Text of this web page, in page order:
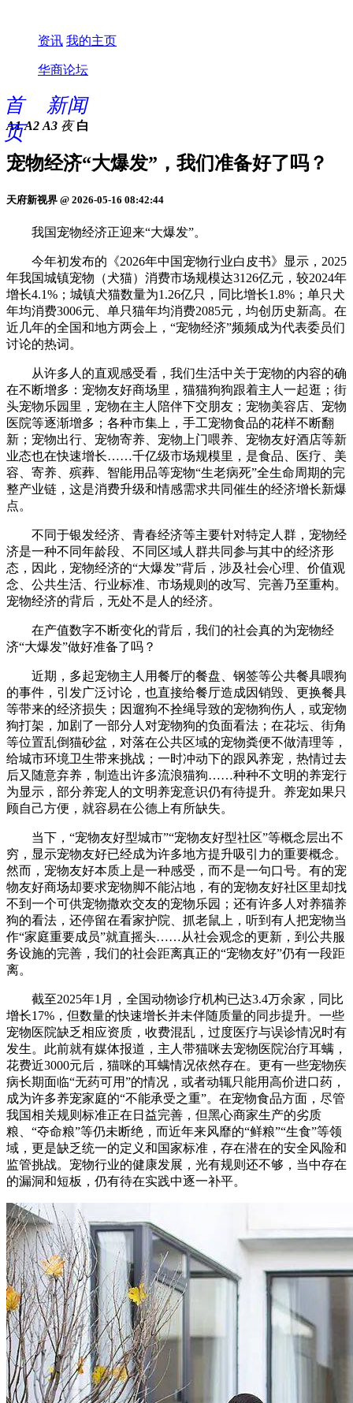
资讯 我的主页
华商论坛
首
页
新闻
A1 A2 A3 夜 白
宠物经济“大爆发”，我们准备好了吗？
天府新视界 @ 2026-05-16 08:42:44
我国宠物经济正迎来“大爆发”。
今年初发布的《2026年中国宠物行业白皮书》显示，2025
年我国城镇宠物（犬猫）消费市场规模达3126亿元，较2024年
增长4.1%；城镇犬猫数量为1.26亿只，同比增长1.8%；单只犬
年均消费3006元、单只猫年均消费2085元，均创历史新高。在
近几年的全国和地方两会上，“宠物经济”频频成为代表委员们
讨论的热词。
从许多人的直观感受看，我们生活中关于宠物的内容的确
在不断增多：宠物友好商场里，猫猫狗狗跟着主人一起逛；街
头宠物乐园里，宠物在主人陪伴下交朋友；宠物美容店、宠物
医院等逐渐增多；各种市集上，手工宠物食品的花样不断翻
新；宠物出行、宠物寄养、宠物上门喂养、宠物友好酒店等新
业态也在快速增长……千亿级市场规模里，是食品、医疗、美
容、寄养、殡葬、智能用品等宠物“生老病死”全生命周期的完
整产业链，这是消费升级和情感需求共同催生的经济增长新爆
点。
不同于银发经济、青春经济等主要针对特定人群，宠物经
济是一种不同年龄段、不同区域人群共同参与其中的经济形
态，因此，宠物经济的“大爆发”背后，涉及社会心理、价值观
念、公共生活、行业标准、市场规则的改写、完善乃至重构。
宠物经济的背后，无处不是人的经济。
在产值数字不断变化的背后，我们的社会真的为宠物经
济“大爆发”做好准备了吗？
近期，多起宠物主人用餐厅的餐盘、钢签等公共餐具喂狗
的事件，引发广泛讨论，也直接给餐厅造成因销毁、更换餐具
等带来的经济损失；因遛狗不拴绳导致的宠物狗伤人，或宠物
狗打架，加剧了一部分人对宠物狗的负面看法；在花坛、街角
等位置乱倒猫砂盆，对落在公共区域的宠物粪便不做清理等，
给城市环境卫生带来挑战；一时冲动下的跟风养宠，热情过去
后又随意弃养，制造出许多流浪猫狗……种种不文明的养宠行
为显示，部分养宠人的文明养宠意识仍有待提升。养宠如果只
顾自己方便，就容易在公德上有所缺失。
当下，“宠物友好型城市”“宠物友好型社区”等概念层出不
穷，显示宠物友好已经成为许多地方提升吸引力的重要概念。
然而，宠物友好本质上是一种感受，而不是一句口号。有的宠
物友好商场却要求宠物脚不能沾地，有的宠物友好社区里却找
不到一个可供宠物撒欢交友的宠物乐园；还有许多人对养猫养
狗的看法，还停留在看家护院、抓老鼠上，听到有人把宠物当
作“家庭重要成员”就直摇头……从社会观念的更新，到公共服
务设施的完善，我们的社会距离真正的“宠物友好”仍有一段距
离。
截至2025年1月，全国动物诊疗机构已达3.4万余家，同比
增长17%，但数量的快速增长并未伴随质量的同步提升。一些
宠物医院缺乏相应资质，收费混乱，过度医疗与误诊情况时有
发生。此前就有媒体报道，主人带猫咪去宠物医院治疗耳螨，
花费近3000元后，猫咪的耳螨情况依然存在。更有一些宠物疾
病长期面临“无药可用”的情况，或者动辄只能用高价进口药，
成为许多养宠家庭的“不能承受之重”。在宠物食品方面，尽管
我国相关规则标准正在日益完善，但黑心商家生产的劣质
粮、“夺命粮”等仍未断绝，而近年来风靡的“鲜粮”“生食”等领
域，更是缺乏统一的定义和国家标准，存在潜在的安全风险和
监管挑战。宠物行业的健康发展，光有规则还不够，当中存在
的漏洞和短板，仍有待在实践中逐一补平。